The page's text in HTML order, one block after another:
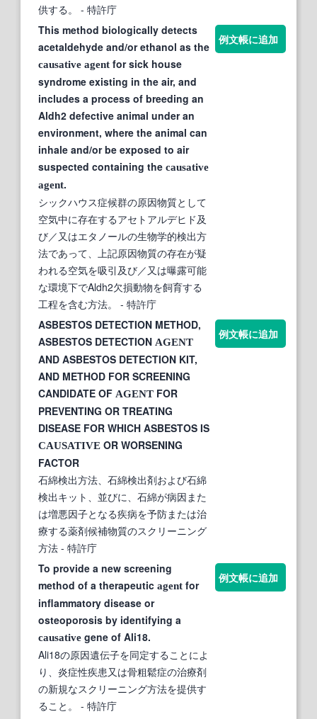
供する。
- 特許庁
This method biologically detects
acetaldehyde and/or ethanol as the
causative agent for sick house
syndrome existing in the air, and
includes a process of breeding an
Aldh2 defective animal under an
environment, where the animal can
inhale and/or be exposed to air
suspected containing the causative
agent.
シックハウス症候群の原因物質として
空気中に存在するアセトアルデヒド及
び／又はエタノールの生物学的検出方
法であって、上記原因物質の存在が疑
われる空気を吸引及び／又は曝露可能
な環境下でAldh2欠損動物を飼育する
工程を含む方法。
- 特許庁
例文帳に追加
ASBESTOS DETECTION METHOD,
ASBESTOS DETECTION AGENT
AND ASBESTOS DETECTION KIT,
AND METHOD FOR SCREENING
CANDIDATE OF AGENT FOR
PREVENTING OR TREATING
DISEASE FOR WHICH ASBESTOS IS
CAUSATIVE OR WORSENING
FACTOR
石綿検出方法、石綿検出剤および石綿
検出キット、並びに、石綿が病因また
は増悪因子となる疾病を予防または治
療する薬剤候補物質のスクリーニング
方法 - 特許庁
例文帳に追加
To provide a new screening
method of a therapeutic agent for
inflammatory disease or
osteoporosis by identifying a
causative gene of Ali18.
Ali18の原因遺伝子を同定することによ
り、炎症性疾患又は骨粗鬆症の治療剤
の新規なスクリーニング方法を提供す
ること。
- 特許庁
例文帳に追加